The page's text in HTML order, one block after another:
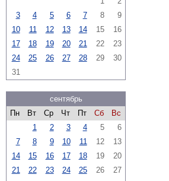
3
4 5 6 7 8
9
10
11 12 13 14 15
16
17
18 19 20 21 22
23
24
25 26 27 28 29
30
31
сентябрь
Пн
Вт Ср Чт Пт Сб
Вс
1
2 3 4 5
6
7
8 9 10 11 12
13
14
15 16 17 18 19
20
21
22 23 24 25 26
27